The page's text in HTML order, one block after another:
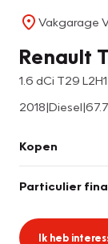
Vakgarage
Renault
2018|Diesel|
Kopen
Particulier
Ik heb